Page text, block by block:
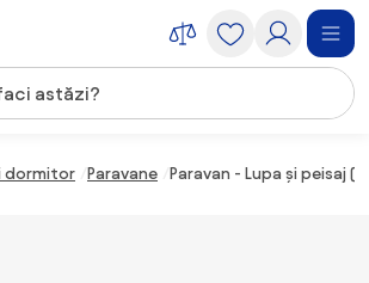
dormitor Paravane Paravan - Lupa și peisaj